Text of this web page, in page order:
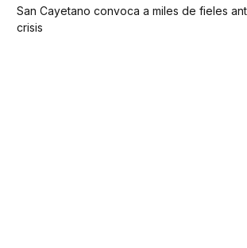
San Cayetano convoca a miles de fieles
crisis